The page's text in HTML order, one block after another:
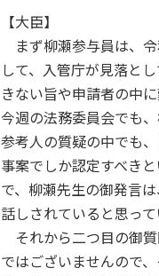
【大臣】
まず柳瀬参与員は、令
して、入管庁が見落と
きない旨や申請者の中
今週の法務委員会でも
参考人の質疑の中でも
事案でしか認定すべき
で、柳瀬先生の御発言
話しされていると思って
それから二つ目の御質
ではございませんので